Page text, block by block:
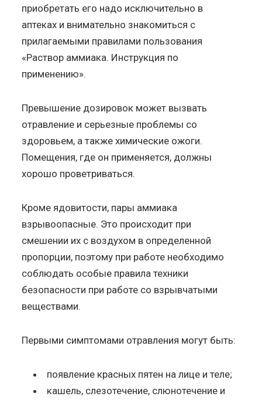
приобретать его надо исключительно в
аптеках и внимательно знакомиться с
прилагаемыми правилами пользования
«Раствор аммиака. Инструкция по
применению».
Превышение дозировок может вызвать
отравление и серьезные проблемы со
здоровьем, а также химические ожоги.
Помещения, где он применяется, должны
хорошо проветриваться.
Кроме ядовитости, пары аммиака
взрывоопасные. Это происходит при
смешении их с воздухом в определенной
пропорции, поэтому при работе необходимо
соблюдать особые правила техники
безопасности при работе со взрывчатыми
веществами.
Первыми симптомами отравления могут быть:
появление красных пятен на лице и теле;
кашель, слезотечение, слюнотечение и